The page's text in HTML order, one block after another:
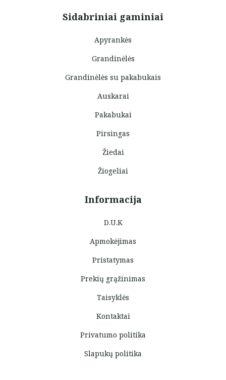
Sidabriniai gaminiai
Apyrankės
Grandinėlės
Grandinėlės su pakabukais
Auskarai
Pakabukai
Pirsingas
Žiedai
Žiogeliai
Informacija
D.U.K
Apmokėjimas
Pristatymas
Prekių grąžinimas
Taisyklės
Kontaktai
Privatumo politika
Slapukų politika